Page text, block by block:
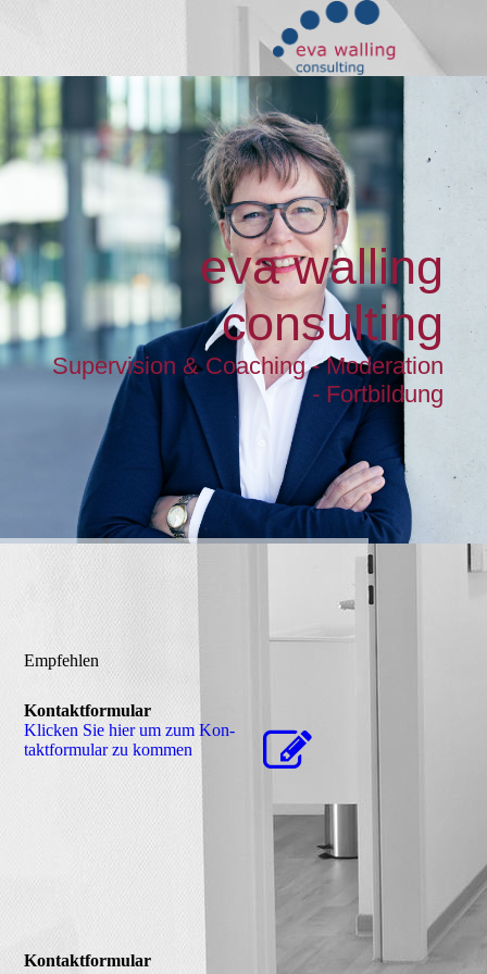
eva walling
consulting
Supervision & Coaching - Moderation
- Fortbildung
Empfehlen
Kontaktformular
Klicken Sie hier um zum Kon­
takt­for­mu­lar zu kommen
Kontaktformular